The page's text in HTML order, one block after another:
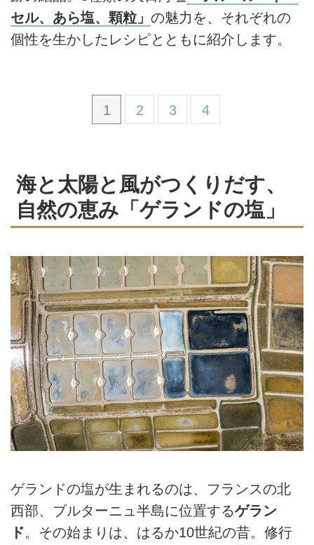
セル、あら塩、顆粒」 の魅力を、それぞれの
個性を生かしたレシピとともに紹介します。
1 2 3 4
海と太陽と風がつくりだす、
自然の恵み「ゲランドの塩」
ゲランドの塩が生まれるのは、フランスの北
西部、ブルターニュ半島に位置するゲラン
ド。その始まりは、はるか10世紀の昔。修行